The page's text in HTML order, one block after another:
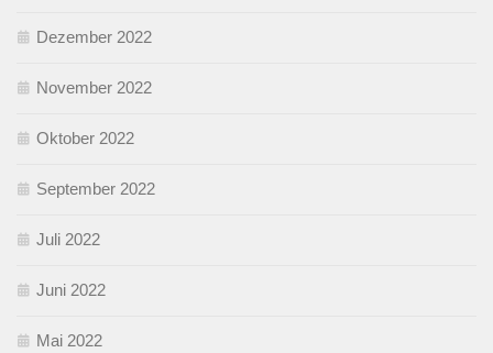
Dezember 2022
November 2022
Oktober 2022
September 2022
Juli 2022
Juni 2022
Mai 2022